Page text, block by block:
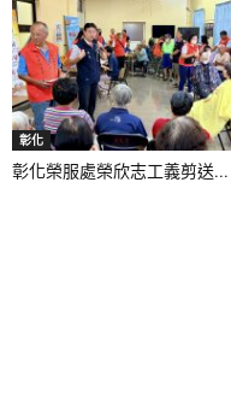
彰化
彰化榮服處榮欣志工義剪送...